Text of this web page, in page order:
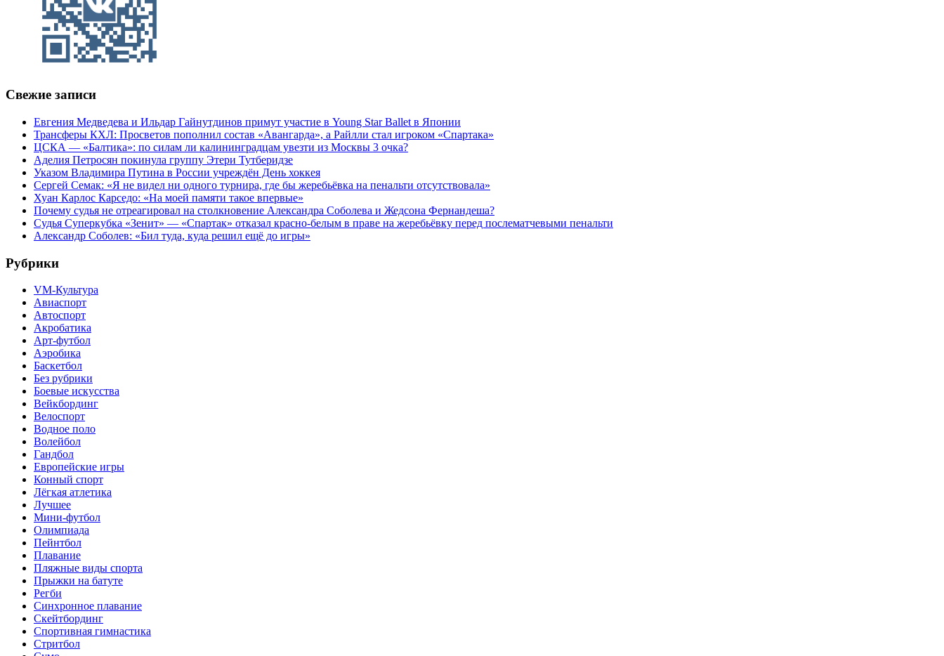
Свежие записи
Евгения Медведева и Ильдар Гайнутдинов примут участие в Young Star Ballet в Японии
Трансферы КХЛ: Просветов пополнил состав «Авангарда», а Райлли стал игроком «Спартака»
ЦСКА — «Балтика»: по силам ли калининградцам увезти из Москвы 3 очка?
Аделия Петросян покинула группу Этери Тутберидзе
Указом Владимира Путина в России учреждён День хоккея
Сергей Семак: «Я не видел ни одного турнира, где бы жеребьёвка на пенальти отсутствовала»
Хуан Карлос Карседо: «На моей памяти такое впервые»
Почему судья не отреагировал на столкновение Александра Соболева и Жедсона Фернандеша?
Судья Суперкубка «Зенит» — «Спартак» отказал красно-белым в праве на жеребьёвку перед послематчевыми пенальти
Александр Соболев: «Бил туда, куда решил ещё до игры»
Рубрики
VM-Культура
Авиаспорт
Автоспорт
Акробатика
Арт-футбол
Аэробика
Баскетбол
Без рубрики
Боевые искусства
Вейкбординг
Велоспорт
Водное поло
Волейбол
Гандбол
Европейские игры
Конный спорт
Лёгкая атлетика
Лучшее
Мини-футбол
Олимпиада
Пейнтбол
Плавание
Пляжные виды спорта
Прыжки на батуте
Регби
Синхронное плавание
Скейтбординг
Спортивная гимнастика
Стритбол